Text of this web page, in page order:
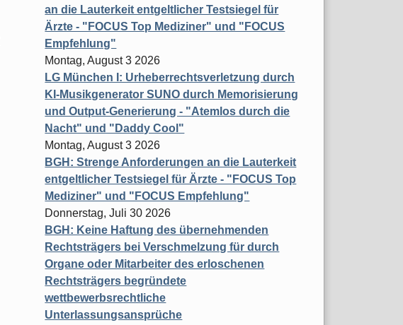
an die Lauterkeit entgeltlicher Testsiegel für
Ärzte - "FOCUS Top Mediziner" und "FOCUS
Empfehlung"
Montag, August 3 2026
LG München I: Urheberrechtsverletzung durch
KI-Musikgenerator SUNO durch Memorisierung
und Output-Generierung - "Atemlos durch die
Nacht" und "Daddy Cool"
Montag, August 3 2026
BGH: Strenge Anforderungen an die Lauterkeit
entgeltlicher Testsiegel für Ärzte - "FOCUS Top
Mediziner" und "FOCUS Empfehlung"
Donnerstag, Juli 30 2026
BGH: Keine Haftung des übernehmenden
Rechtsträgers bei Verschmelzung für durch
Organe oder Mitarbeiter des erloschenen
Rechtsträgers begründete
wettbewerbsrechtliche
Unterlassungsansprüche